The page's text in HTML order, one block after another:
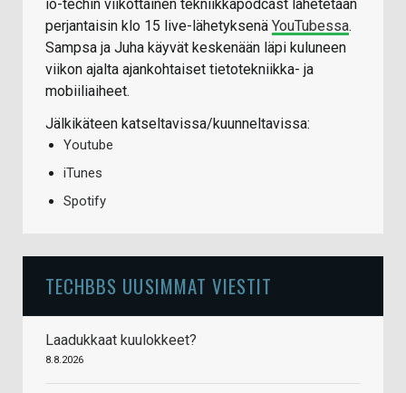
io-techin viikottainen tekniikkapodcast lähetetään
perjantaisin klo 15 live-lähetyksenä YouTubessa.
Sampsa ja Juha käyvät keskenään läpi kuluneen
viikon ajalta ajankohtaiset tietotekniikka- ja
mobiiliaiheet.
Jälkikäteen katseltavissa/kuunneltavissa:
Youtube
iTunes
Spotify
TECHBBS UUSIMMAT VIESTIT
Laadukkaat kuulokkeet?
8.8.2026